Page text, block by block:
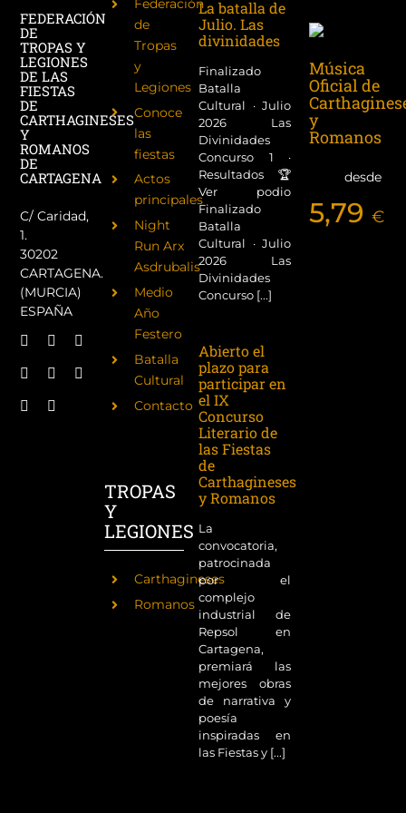
FEDERACIÓN
DE
TROPAS Y
LEGIONES
DE LAS
FIESTAS
DE
CARTHAGINESES
Y
ROMANOS
DE
CARTAGENA
C/ Caridad,
1.
30202
CARTAGENA.
(MURCIA)
ESPAÑA
Federación
de
Tropas
y
Legiones
Conoce
las
fiestas
Actos
principales
Night
Run Arx
Asdrubalis
Medio
Año
Festero
Batalla
Cultural
Contacto
TROPAS
Y
LEGIONES
Carthagineses
Romanos
La batalla de
Julio. Las
divinidades
Finalizado
Batalla
Cultural · Julio
2026 Las
Divinidades
Concurso 1 ·
Resultados 🏆
Ver podio
Finalizado
Batalla
Cultural · Julio
2026 Las
Divinidades
Concurso [...]
Abierto el
plazo para
participar en
el IX
Concurso
Literario de
las Fiestas
de
Carthagineses
y Romanos
La
convocatoria,
patrocinada
por el
complejo
industrial de
Repsol en
Cartagena,
premiará las
mejores obras
de narrativa y
poesía
inspiradas en
las Fiestas y [...]
Música
Oficial de
y
Romanos
desde
5,79€